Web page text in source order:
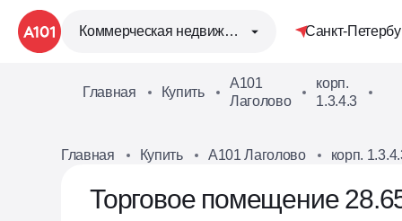
Коммерческая недвижимость Санкт-
Главная Купить
А101
Лаголово
корп.
1.3.4.3
Главная Купить А101 Лаголово корп.
Торговое помещение